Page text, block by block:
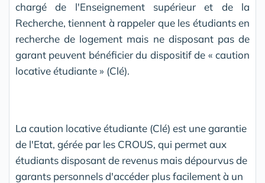
chargé de l'Enseignement supérieur et de la
Recherche, tiennent à rappeler que les étudiants en
recherche de logement mais ne disposant pas de
garant peuvent bénéficier du dispositif de « caution
locative étudiante » (Clé).
La caution locative étudiante (Clé) est une garantie
de l'Etat, gérée par les CROUS, qui permet aux
étudiants disposant de revenus mais dépourvus de
garants personnels d'accéder plus facilement à un